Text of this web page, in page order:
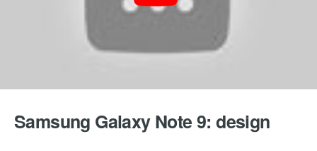
Samsung Galaxy Note 9: design